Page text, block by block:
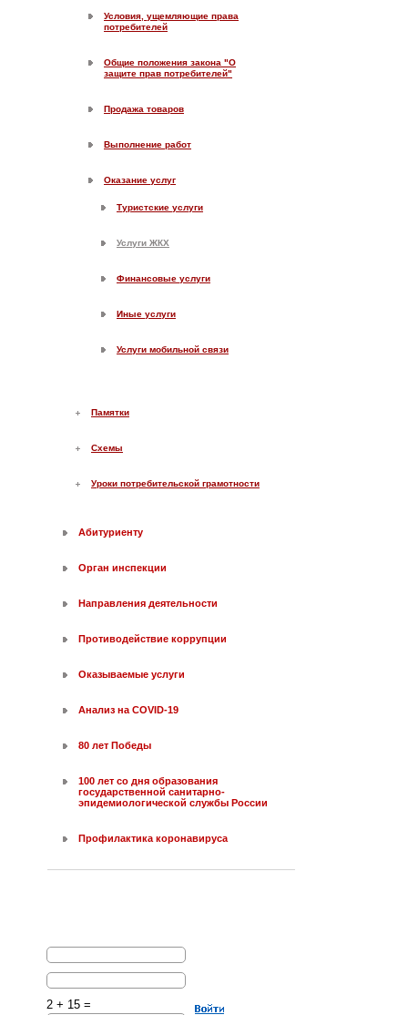
Условия, ущемляющие права
потребителей
Общие положения закона "О
защите прав потребителей"
Продажа товаров
Выполнение работ
Оказание услуг
Туристские услуги
Услуги ЖКХ
Финансовые услуги
Иные услуги
Услуги мобильной связи
Памятки
Схемы
Уроки потребительской грамотности
Абитуриенту
Орган инспекции
Направления деятельности
Противодействие коррупции
Оказываемые услуги
Анализ на COVID-19
80 лет Победы
100 лет со дня образования
государственной санитарно-
эпидемиологической службы России
Профилактика коронавируса
2 + 15 =